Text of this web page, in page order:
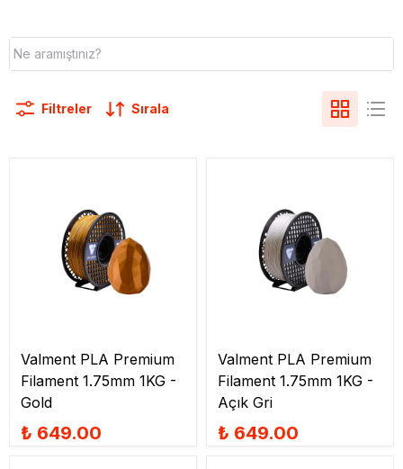
Filtreler Sırala
Valment PLA Premium
Filament 1.75mm 1KG -
Gold
₺ 649.00
Valment PLA Premium
Filament 1.75mm 1KG -
Açık Gri
₺ 649.00